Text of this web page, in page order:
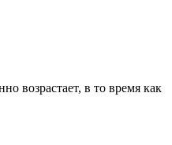
возрастает, в то время как